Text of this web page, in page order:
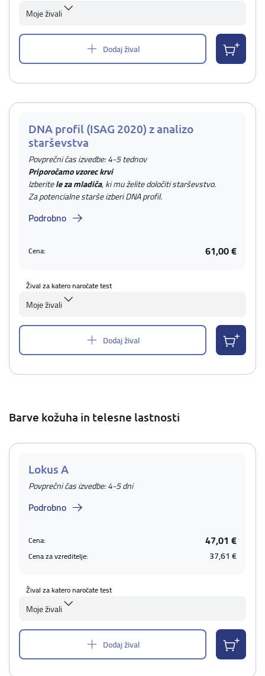
Moje živali
Dodaj žival
DNA profil (ISAG 2020) z analizo
starševstva
Povprečni čas izvedbe: 4-5 tednov
Priporočamo vzorec krvi
Izberitele za mladiča, ki mu želite določiti starševstvo.
Za potencialne starše izberi DNA profil.
Podrobno
Cena: 61,00 €
Žival za katero naročate test
Moje živali
Dodaj žival
Barve kožuha in telesne lastnosti
Lokus A
Povprečni čas izvedbe: 4-5 dni
Podrobno
Cena: 47,01 €
Cena za vzreditelje: 37,61 €
Žival za katero naročate test
Moje živali
Dodaj žival